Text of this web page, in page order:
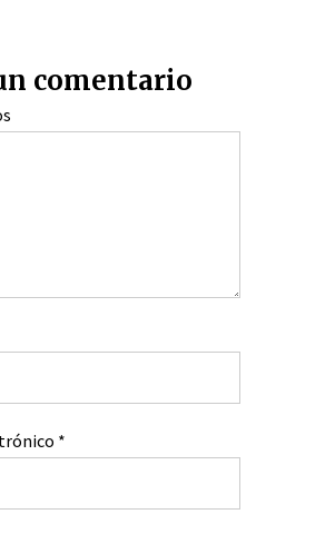
comentario
*